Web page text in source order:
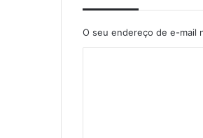
O seu endereço de e-mail